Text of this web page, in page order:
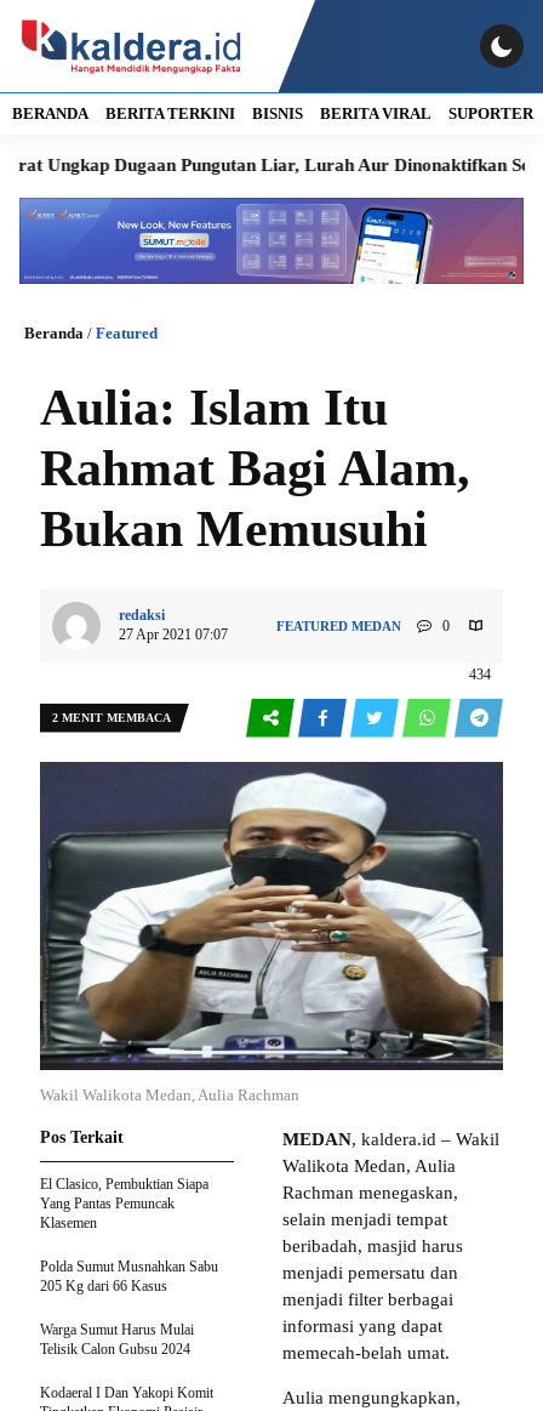
BERANDA BERITA TERKINI BISNIS BERITA VIRAL SUPORTER
Dugaan Pungutan Liar, Lurah Aur Dinonaktifkan Sementara
Beranda / Featured
Aulia: Islam Itu
Rahmat Bagi Alam,
Bukan Memusuhi
redaksi
27 Apr 2021 07:07
FEATURED MEDAN 0
434
2 MENIT MEMBACA
Wakil Walikota Medan, Aulia Rachman
MEDAN, kaldera.id – Wakil
Walikota Medan, Aulia
Rachman menegaskan,
selain menjadi tempat
beribadah, masjid harus
menjadi pemersatu dan
menjadi filter berbagai
informasi yang dapat
memecah-belah umat.
Aulia mengungkapkan,
Pos Terkait
El Clasico, Pembuktian Siapa
Yang Pantas Pemuncak
Klasemen
Polda Sumut Musnahkan Sabu
205 Kg dari 66 Kasus
Warga Sumut Harus Mulai
Telisik Calon Gubsu 2024
Kodaeral I Dan Yakopi Komit